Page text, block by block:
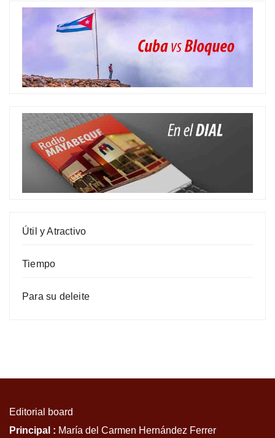
Útil y Atractivo
Tiempo
Para su deleite
Editorial board
Principal : María del Carmen Hernández Ferrer